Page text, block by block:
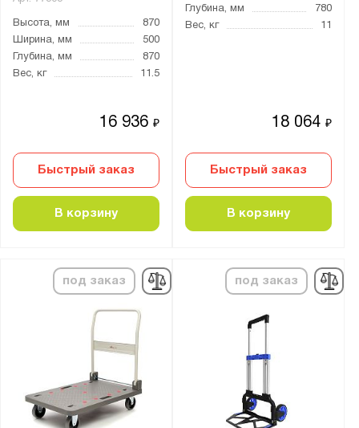
Высота, мм
870
Ширина, мм
500
Глубина, мм
870
Вес, кг
11.5
16 936₽
Быстрый заказ
В корзину
Глубина, мм
780
Вес, кг
11
18 064₽
Быстрый заказ
В корзину
под заказ под заказ